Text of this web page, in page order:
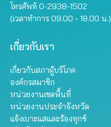
โทรศัพท์ 0-2938-1502
(เวลาทำการ 09.00 - 18.00 น.)
เกี่ยวกับเรา
เกี่ยวกับสภาผู้บริโภค
องค์กรสมาชิก
หน่วยงานเขตพื้นที่
หน่วยงานประจำจังหวัด
แจ้งเบาะแสและร้องทุกข์